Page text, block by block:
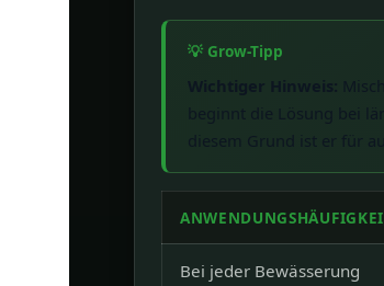
Wichtiger Hinweis:
beginnt die Lösung bei
diesem Grund ist er für
Bei jeder Bewässerung